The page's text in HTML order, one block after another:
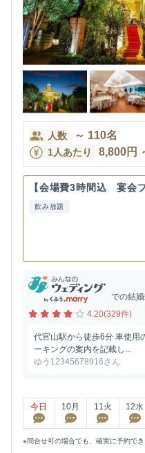
人数 ～ 110名
1人あたり 8,800円
【会場費3時間込 宴会
飲み放題
での結
4.20(329件)
代官山駅から徒歩6分 車使用
ーキングの案内を記載し...
ゆう12345678916さん
今日 10月 11火 12水
※問合せ可の場合でも、確実に予約でき